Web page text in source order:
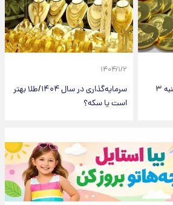
قیمت سکه و طلا امروز یکشنبه ۳
۱۴۰۴/۱/۲
سرمایه‌گذاری در سال ۱۴۰۴/طلا بهتر
است یا سکه؟